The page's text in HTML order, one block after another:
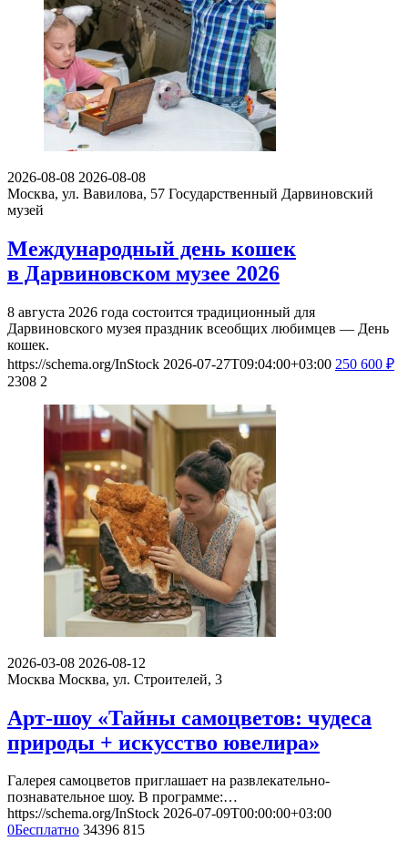
2026-08-08 2026-08-08
Москва, ул. Вавилова, 57 Государственный Дарвиновский
музей
Международный день кошек
в Дарвиновском музее 2026
8 августа 2026 года состоится традиционный для
Дарвиновского музея праздник всеобщих любимцев — День
кошек.
https://schema.org/InStock 2026-07-27T09:04:00+03:00 250 600 ₽
2308 2
2026-03-08 2026-08-12
Москва Москва, ул. Строителей, 3
Арт-шоу «Тайны самоцветов: чудеса
природы + искусство ювелира»
Галерея самоцветов приглашает на развлекательно-
познавательное шоу. В программе:…
https://schema.org/InStock 2026-07-09T00:00:00+03:00
0Бесплатно 34396 815